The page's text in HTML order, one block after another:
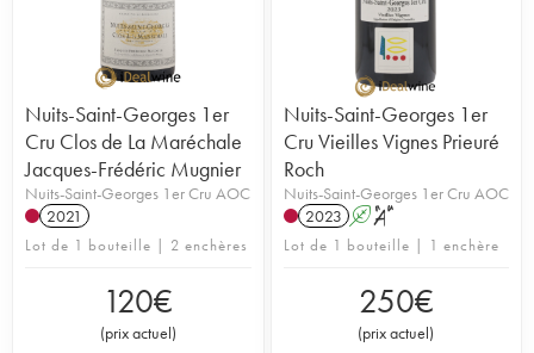
Nuits-Saint-Georges 1er
Cru Clos de La Maréchale
Jacques-Frédéric Mugnier
Nuits-Saint-Georges 1er Cru AOC
2021
Lot de 1 bouteille | 2 enchères
120€
(prix actuel)
Nuits-Saint-Georges 1er
Cru Vieilles Vignes Prieuré
Roch
Nuits-Saint-Georges 1er Cru AOC
2023 A S
Lot de 1 bouteille | 1 enchère
250€
(prix actuel)